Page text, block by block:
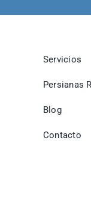
Servicios
Persianas
Blog
Contacto